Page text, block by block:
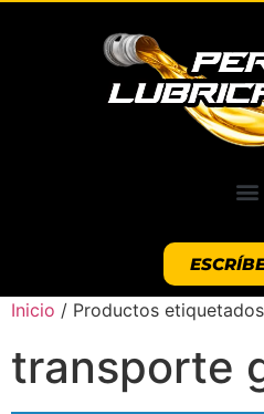
Inicio / Productos
transporte